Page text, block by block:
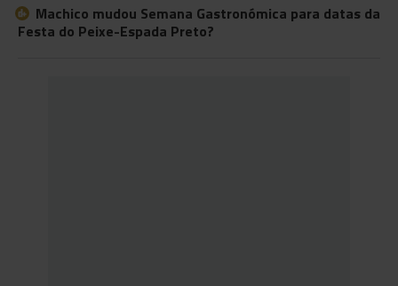
Machico mudou Semana Gastronómica para datas da
Festa do Peixe-Espada Preto?